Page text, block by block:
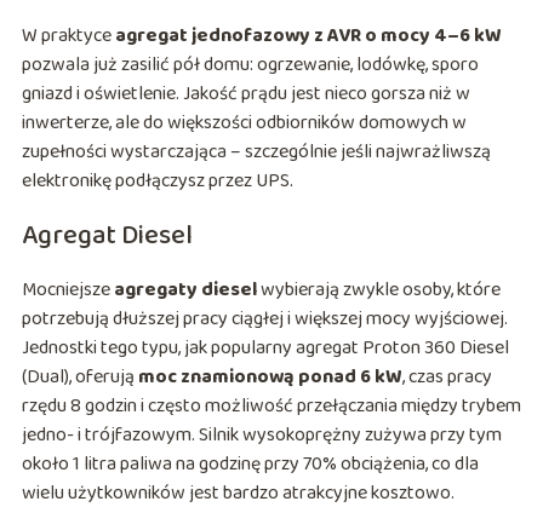
W praktyceagregat jednofazowy z AVR o mocy 4–6 kW
pozwala już zasilić pół domu: ogrzewanie, lodówkę, sporo
gniazd i oświetlenie. Jakość prądu jest nieco gorsza niż w
inwerterze, ale do większości odbiorników domowych w
zupełności wystarczająca – szczególnie jeśli najwrażliwszą
elektronikę podłączysz przez UPS.
Agregat Diesel
Mocniejszeagregaty dieselwybierają zwykle osoby, które
potrzebują dłuższej pracy ciągłej i większej mocy wyjściowej.
Jednostki tego typu, jak popularny agregat Proton 360 Diesel
(Dual), oferują moc znamionową ponad 6 kW, czas pracy
rzędu 8 godzin i często możliwość przełączania między trybem
jedno- i trójfazowym. Silnik wysokoprężny zużywa przy tym
około 1 litra paliwa na godzinę przy 70% obciążenia, co dla
wielu użytkowników jest bardzo atrakcyjne kosztowo.